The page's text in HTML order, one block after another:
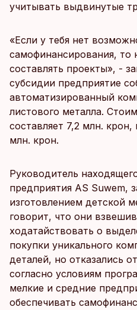
учитывать выдвинутые
«Если у тебя нет
самофинансирования, то
составлять проекты», -
субсидии предприятие
автоматизированный
листового металла.
составляет 7,2 млн.
млн. крон.
Руководитель
предприятия AS Suwem,
изготовлением детской
говорит, что они
ходатайствовать о
покупки уникального
деталей, но отказались
согласно условиям
мелкие и средние
обеспечивать